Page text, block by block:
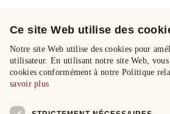
Ce site Web utilise des
Notre site Web utilise des cookies pour
utilisateur. En utilisant notre site Web, vous
cookies conformément à notre Politique
savoir plus